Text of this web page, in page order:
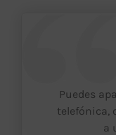
Puedes
telefónica,
a